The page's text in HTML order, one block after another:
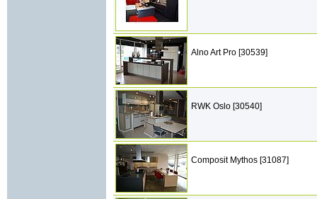
Alno Art Pro [30539]
RWK Oslo [30540]
Composit Mythos [31087]